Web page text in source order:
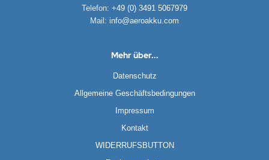
Telefon: +49 (0) 3491 5067979
Mail: info@aeroakku.com
Mehr über...
Datenschutz
Allgemeine Geschäftsbedingungen
Impressum
Kontakt
WIDERRUFSBUTTON